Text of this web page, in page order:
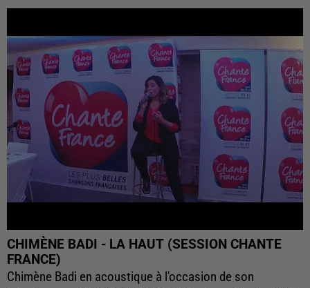
CHIMÈNE BADI - LA HAUT (SESSION CHANTE
FRANCE)
Chimène Badi en acoustique à l'occasion de son